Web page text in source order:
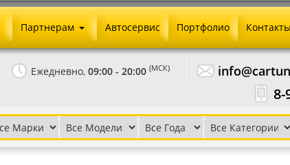
Ежедневно, 09:00 - 20:00 (МСК)
8-
заказ
авто
Партнерам
Агентское вознаграждение
Скачать прайс
Автосервис Портфолио Контакты